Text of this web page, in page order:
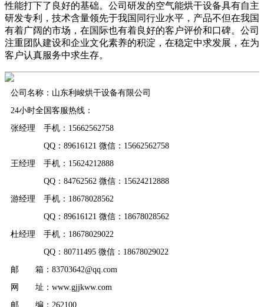
性能打下了良好的基础。公司研发的空气能烘干设备具有自主
研发专利，技术含量领先于我国同行业水平，产品不但在我国
有着广阔的市场，在国际也有着良好的客户评价和口碑。公司
注重团队建设和企业文化素养的积淀，在稳定中求发展，在为
客户认真服务中求生存。
公司名称：山东利峻烘干设备有限公司
24小时全国客服热线：
张经理 手机：15662562758
QQ：89616121 微信：15662562758
王经理 手机：15624212888
QQ：84762562 微信：15624212888
游经理 手机：18678028562
QQ：89616121 微信：18678028562
杜经理 手机：18678029022
QQ：80711495 微信：18678029022
邮 箱：83703642@qq.com
网 址：www.gjjkww.com
邮 编：262100